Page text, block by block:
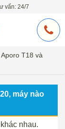
vấn: 24/7
T18 và
máy nào
nhau.